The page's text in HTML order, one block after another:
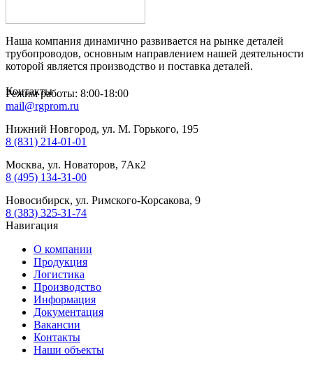
Наша компания динамично развивается на рынке деталей
трубопроводов, основным направлением нашей деятельности
которой является производство и поставка деталей.
Контакты
Режим работы: 8:00-18:00
mail@rgprom.ru
Нижний Новгород, ул. М. Горького, 195
8 (831) 214-01-01
Москва, ул. Новаторов, 7Ак2
8 (495) 134-31-00
Новосибирск, ул. Римского-Корсакова, 9
8 (383) 325-31-74
Навигация
О компании
Продукция
Логистика
Производство
Информация
Документация
Вакансии
Контакты
Наши объекты